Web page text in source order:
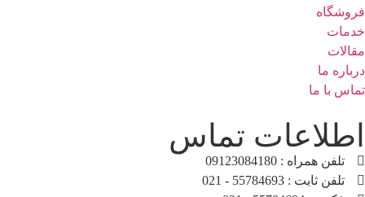
تماس
: 09123084180
55784693 - 021